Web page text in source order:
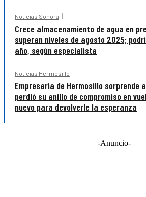
Noticias Sonora
Crece almacenamiento de agua en
superan niveles de agosto 2025;
año, según especialista
Noticias Hermosillo
Empresaria de Hermosillo sorprende
perdió su anillo de compromiso en
nuevo para devolverle la esperanza
-Anuncio-